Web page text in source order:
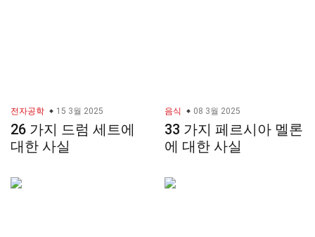
전자공학 15 3월 2025
26 가지 드럼 세트에
대한 사실
음식 08 3월 2025
33 가지 페르시아 멜론
에 대한 사실